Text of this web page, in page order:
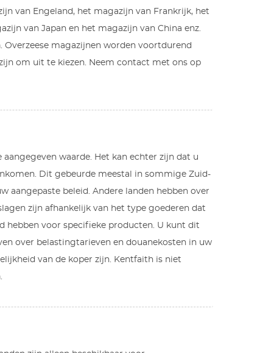
van Engeland, het magazijn van Frankrijk, het
van Japan en het magazijn van China enz.
Overzeese magazijnen worden voortdurend
om uit te kiezen. Neem contact met ons op
waarde. Het kan echter zijn dat u
Dit gebeurde meestal in sommige Zuid-
aangepaste beleid. Andere landen hebben over
zijn afhankelijk van het type goederen dat
hebben voor specifieke producten. U kunt dit
over belastingtarieven en douanekosten in uw
van de koper zijn. Kentfaith is niet